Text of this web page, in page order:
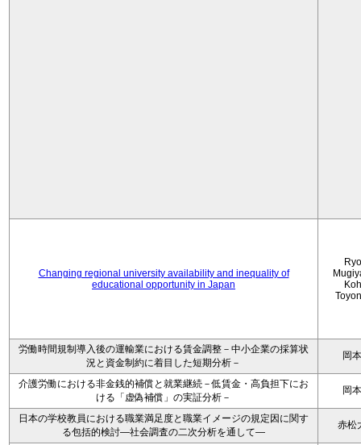
Changing regional university availability and inequality of
educational opportunity in Japan
労働時間規制導入後の運輸業における賃金調整－中小企業の採算状
況と資金制約に着目した短期分析－
岡
介護労働における非金銭的補償と就業継続－低賃金・高負担下にお
ける「虚偽補償」の実証分析－
岡
日本の学校教員における職業満足度と職業イメージの規定因に関す
る包括的検討―社会調査の二次分析を通して―
赤松